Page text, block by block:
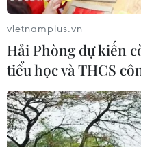
vietnamplus.vn
Hải Phòng dự kiến
tiểu học và THCS